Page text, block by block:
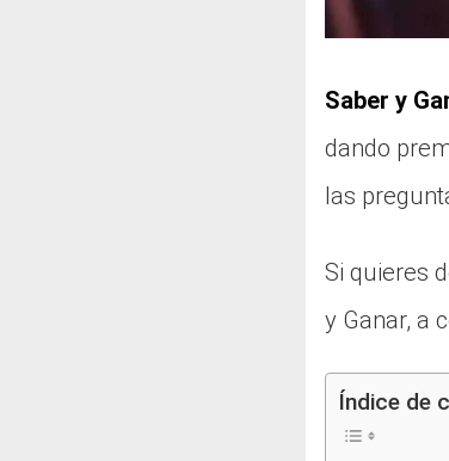
Saber y
dando
las
Si quieres
y Ganar, a
Índice de